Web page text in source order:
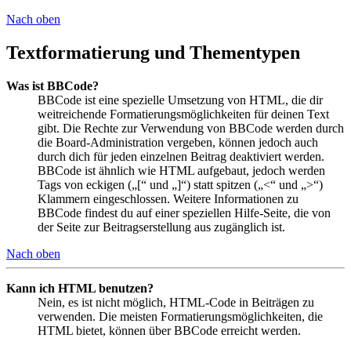
Nach oben
Textformatierung und Thementypen
Was ist BBCode?
BBCode ist eine spezielle Umsetzung von HTML, die dir
weitreichende Formatierungsmöglichkeiten für deinen Text
gibt. Die Rechte zur Verwendung von BBCode werden durch
die Board-Administration vergeben, können jedoch auch
durch dich für jeden einzelnen Beitrag deaktiviert werden.
BBCode ist ähnlich wie HTML aufgebaut, jedoch werden
Tags von eckigen („[“ und „]“) statt spitzen („<“ und „>“)
Klammern eingeschlossen. Weitere Informationen zu
BBCode findest du auf einer speziellen Hilfe-Seite, die von
der Seite zur Beitragserstellung aus zugänglich ist.
Nach oben
Kann ich HTML benutzen?
Nein, es ist nicht möglich, HTML-Code in Beiträgen zu
verwenden. Die meisten Formatierungsmöglichkeiten, die
HTML bietet, können über BBCode erreicht werden.